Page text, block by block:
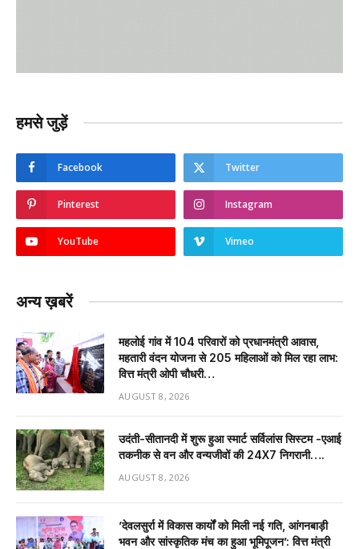
हमसे जुड़ें
Facebook Twitter
Pinterest Instagram
YouTube Vimeo
अन्य ख़बरें
महलोई गांव में 104 परिवारों को प्रधानमंत्री आवास,
महतारी वंदन योजना से 205 महिलाओं को मिल रहा लाभ:
वित्त मंत्री ओपी चौधरी…
AUGUST 8, 2026
उदंती-सीतानदी में शुरू हुआ स्मार्ट सर्विलांस सिस्टम -एआई
तकनीक से वन और वन्यजीवों की 24X7 निगरानी….
AUGUST 8, 2026
’देवलसुर्रा में विकास कार्यों को मिली नई गति, आंगनबाड़ी
भवन और सांस्कृतिक मंच का हुआ भूमिपूजन’: वित्त मंत्री